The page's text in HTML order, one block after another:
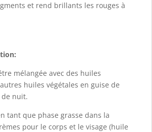
et rend brillants les rouges à
mélangée avec des huiles
huiles végétales en guise de
nuit.
tant que phase grasse dans la
pour le corps et le visage (huile